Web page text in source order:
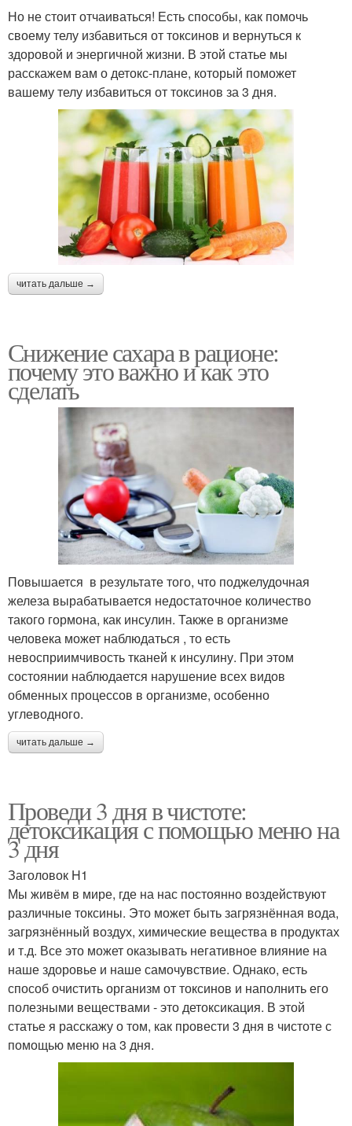
Но не стоит отчаиваться! Есть способы, как помочь
своему телу избавиться от токсинов и вернуться к
здоровой и энергичной жизни. В этой статье мы
расскажем вам о детокс-плане, который поможет
вашему телу избавиться от токсинов за 3 дня.
читать дальше →
Снижение сахара в рационе:
почему это важно и как это
сделать
Повышается в результате того, что поджелудочная
железа вырабатывается недостаточное количество
такого гормона, как инсулин. Также в организме
человека может наблюдаться , то есть
невосприимчивость тканей к инсулину. При этом
состоянии наблюдается нарушение всех видов
обменных процессов в организме, особенно
углеводного.
читать дальше →
Проведи 3 дня в чистоте:
детоксикация с помощью меню на
3 дня
Заголовок H1
Мы живём в мире, где на нас постоянно воздействуют
различные токсины. Это может быть загрязнённая вода,
загрязнённый воздух, химические вещества в продуктах
и т.д. Все это может оказывать негативное влияние на
наше здоровье и наше самочувствие. Однако, есть
способ очистить организм от токсинов и наполнить его
полезными веществами - это детоксикация. В этой
статье я расскажу о том, как провести 3 дня в чистоте с
помощью меню на 3 дня.